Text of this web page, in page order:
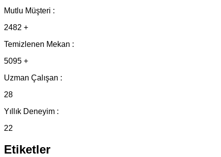
Mutlu Müşteri :
2482 +
Temizlenen Mekan :
5095 +
Uzman Çalışan :
28
Yıllık Deneyim :
22
Etiketler